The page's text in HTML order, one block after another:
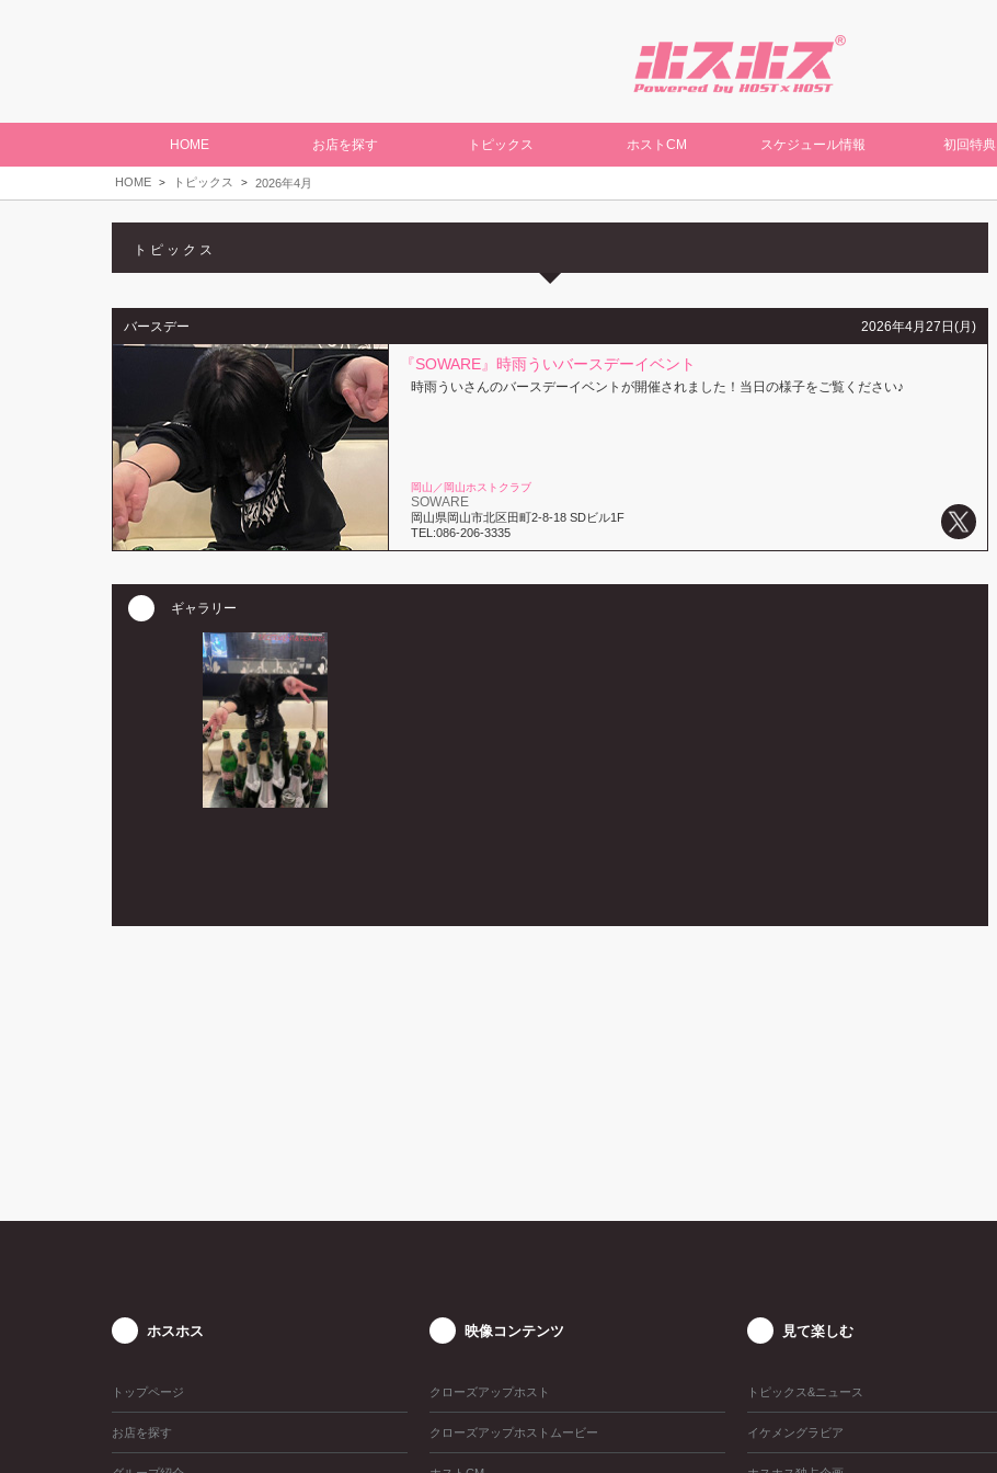
HOME お店を探す トピックス ホストCM スケジュール情報 初回特典
HOME トピックス 2026年4月
トピックス
バースデー 2026年4月27日(月)
『SOWARE』時雨ういバースデーイベント
時雨ういさんのバースデーイベントが開催されました！当日の様子をご覧ください♪
岡山／岡山ホストクラブ
SOWARE
岡山県岡山市北区田町2-8-18 SDビル1F
TEL:086-206-3335
ギャラリー
ホスホス
トップページ
お店を探す
映像コンテンツ
クローズアップホスト
クローズアップホストムービー
見て楽しむ
トピックス&ニュース
イケメングラビア